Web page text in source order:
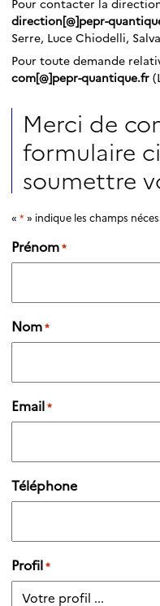
Pour contacter la
direction[@]pepr-
Serre, Luce Chiodelli,
Pour toute demande
com[@]pepr-quantique.fr
Merci de
formulaire
soumettre
« *» indique les champs
Prénom*
Nom*
Email*
Téléphone
Profil*